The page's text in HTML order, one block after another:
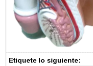
Etiquete lo siguiente: